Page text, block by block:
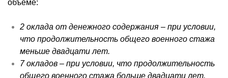
объеме:
2 оклада от денежного содержания – при условии,
что продолжительность общего военного стажа
меньше двадцати лет.
7 окладов – при условии, что продолжительность
общего военного стажа больше двадцати лет.